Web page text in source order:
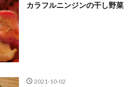
カラフルニンジンの干し野菜
2021-10-02